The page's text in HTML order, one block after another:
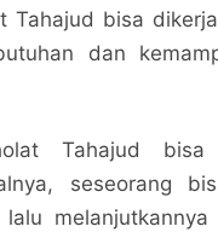
Tahajud bisa
dan
Tahajud bisa
seseorang